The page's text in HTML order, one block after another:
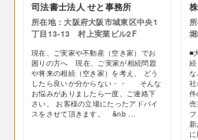
司法書士法人 せと事務所
所在地：大阪府大阪市城東区中央1
丁目13-13 村上実業ビル2F
現在、ご実家や不動産（空き家）でお
困りの方へ 現在、ご実家が相続問題
や将来の相続（空き家）を考え、 どう
したら良いか分からない・・ そんな
お悩みがありましたら一度、ご連絡下
さい。 お客様の立場にたったアドバイ
スをさせて頂きます。 &nb ...
■
件
売